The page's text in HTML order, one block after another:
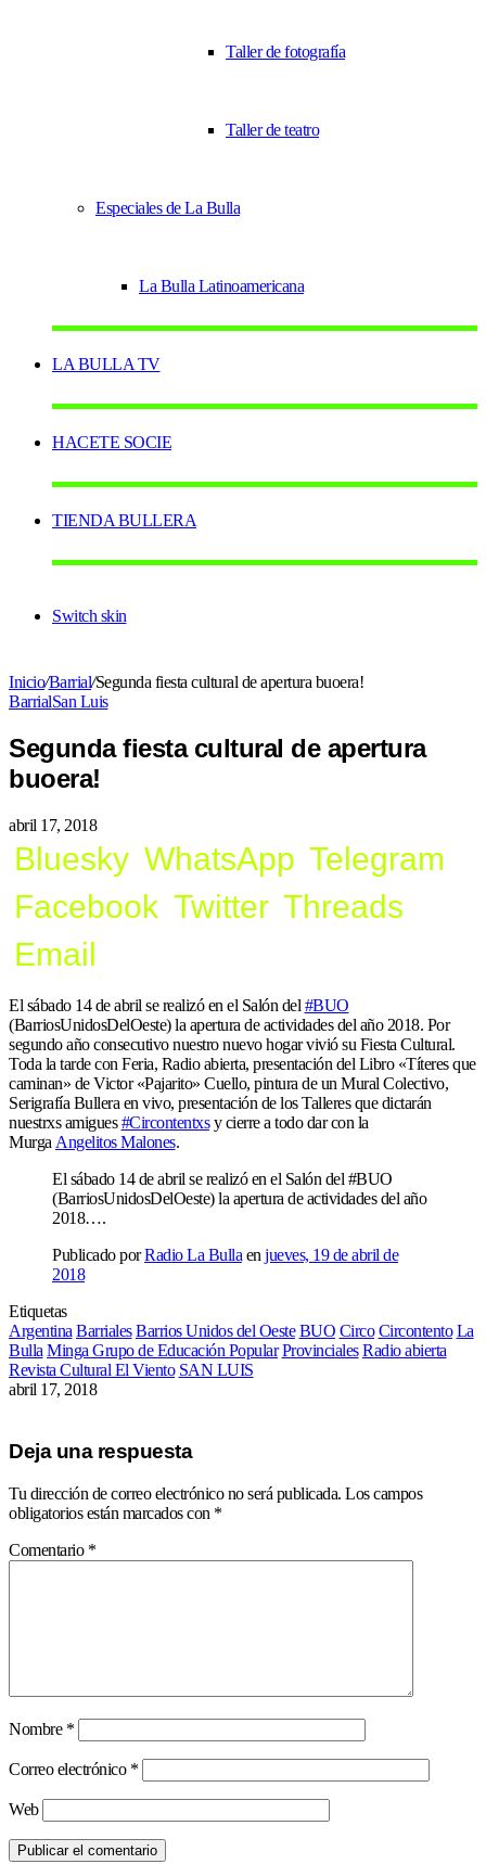
Taller de fotografía
Taller de teatro
Especiales de La Bulla
La Bulla Latinoamericana
LA BULLA TV
HACETE SOCIE
TIENDA BULLERA
Switch skin
Inicio/Barrial/Segunda fiesta cultural de apertura buoera!
BarrialSan Luis
Segunda fiesta cultural de apertura
buoera!
abril 17, 2018
Bluesky WhatsApp Telegram
Facebook Twitter Threads
Email
El sábado 14 de abril se realizó en el Salón del #BUO
(BarriosUnidosDelOeste) la apertura de actividades del año 2018. Por
segundo año consecutivo nuestro nuevo hogar vivió su Fiesta Cultural.
Toda la tarde con Feria, Radio abierta, presentación del Libro «Títeres que
caminan» de Victor «Pajarito» Cuello, pintura de un Mural Colectivo,
Serigrafía Bullera en vivo, presentación de los Talleres que dictarán
nuestrxs amigues#Circontentxsy cierre a todo dar con la
Murga Angelitos Malones.
El sábado 14 de abril se realizó en el Salón del #BUO
(BarriosUnidosDelOeste) la apertura de actividades del año
2018….
Publicado porRadio La Bulla en jueves, 19 de abril de
2018
Etiquetas
Argentina Barriales Barrios Unidos del Oeste BUO Circo Circontento La
Bulla Minga Grupo de Educación Popular Provinciales Radio abierta
Revista Cultural El Viento SAN LUIS
abril 17, 2018
Deja una respuesta
Tu dirección de correo electrónico no será publicada. Los campos
obligatorios están marcados con *
Comentario *
Nombre *
Correo electrónico *
Web